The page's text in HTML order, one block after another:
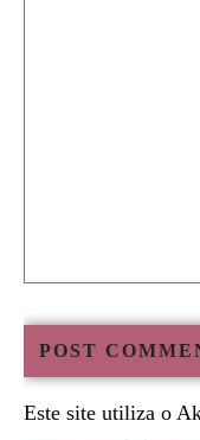
Este site utiliza o